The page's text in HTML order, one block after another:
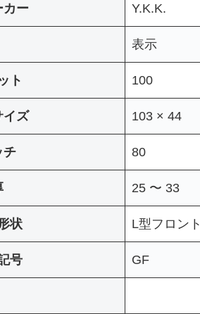
カー Y.K.K.
表示
ト 100
イズ 103 × 44
チ 80
25 〜 33
状 L型フロント
号 GF